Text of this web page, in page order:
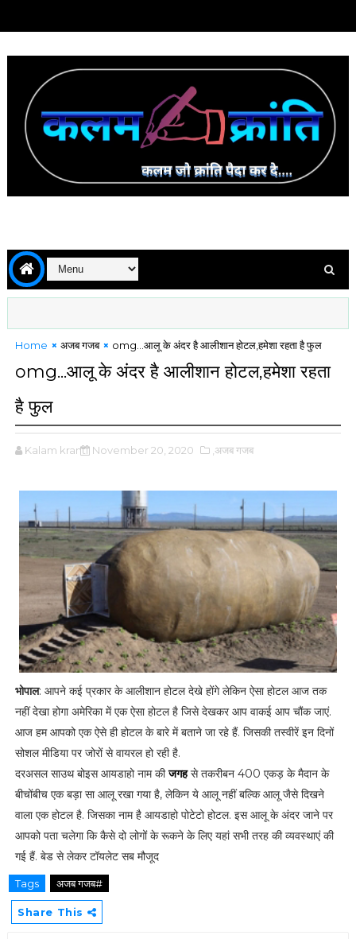
Home अजब गजब omg...आलू के अंदर है आलीशान होटल,हमेशा रहता है फुल
omg...आलू के अंदर है आलीशान होटल,हमेशा रहता
है फुल
Kalam kranti November 20, 2020 ,अजब गजब
भोपाल: आपने कई प्रकार के आलीशान होटल देखे होंगे लेकिन ऐसा होटल आज तक
नहीं देखा होगा अमेरिका में एक ऐसा होटल है जिसे देखकर आप वाकई आप चौंक जाएं.
आज हम आपको एक ऐसे ही होटल के बारे में बताने जा रहे हैं. जिसकी तस्वीरें इन दिनों
सोशल मीडिया पर जोरों से वायरल हो रही है.
दरअसल साउथ बोइस आयडाहो नाम कीजगहसे तकरीबन 400 एकड़ के मैदान के
बीचोंबीच एक बड़ा सा आलू रखा गया है, लेकिन ये आलू नहीं बल्कि आलू जैसे दिखने
वाला एक होटल है. जिसका नाम है आयडाहो पोटेटो होटल. इस आलू के अंदर जाने पर
आपको पता चलेगा कि कैसे दो लोगों के रूकने के लिए यहां सभी तरह की व्यवस्थाएं की
गई हैं. बेड से लेकर टॉयलेट सब मौजूद
Tags अजब गजब#
Share This